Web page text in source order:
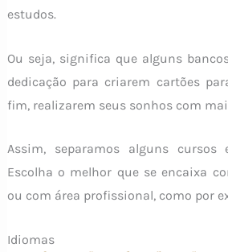
estudos.
Ou seja, significa que alguns
dedicação para criarem cartões
fim, realizarem seus sonhos com
Assim, separamos alguns cursos
Escolha o melhor que se encaixa
ou com área profissional, como por
Idiomas